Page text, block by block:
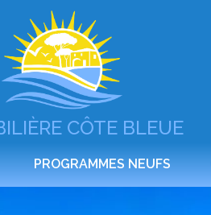
CÔTE BLEUE
PROGRAMMES NEUFS